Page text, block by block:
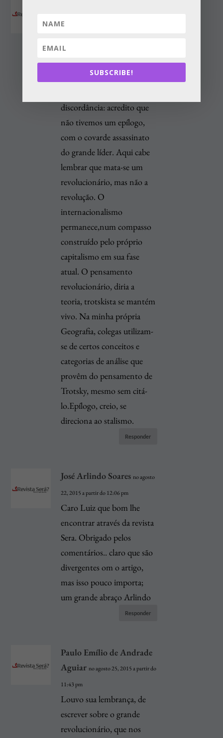
Ótimo relato e análise do
lamentável fato histórico de
1940, na história de lutas da
discordância: acredito que
não tivemos um epílogo,
com o covarde assassinato
do grande líder. Aqui cabe
lembrar que mata-se um
revolucionário, mas não a
revolução. O
internacionalismo
permanece,num compasso
construído pelo próprio
capitalismo em sua fase
atual. O pensamento
revolucionário, diria a
teoria, trotskista se mantém
vivo. Na minha própria
Geografia, colegas utilizam-
se de certos conceitos e
categorias de análise que
provêm do pensamento de
Trotsky, mesmo sem citá-
lo.Epílogo, creio, se
direciona ao stalismo.
Responder
José Arlindo Soares no agosto
22, 2015 a partir do 12:06 pm
Caro Luiz que bom lhe
encontrar através da revista
Sera. Obrigado pelos
comentários.. claro que são
divergentes om o artigo,
mas isso pouco importa;
um grande abraço Arlindo
Responder
Paulo Emílio de Andrade
Aguiar no agosto 25, 2015 a partir do
11:43 pm
Louvo sua lembrança, de
escrever sobre o grande
revolucionário, que nos
SUBSCRIBE!